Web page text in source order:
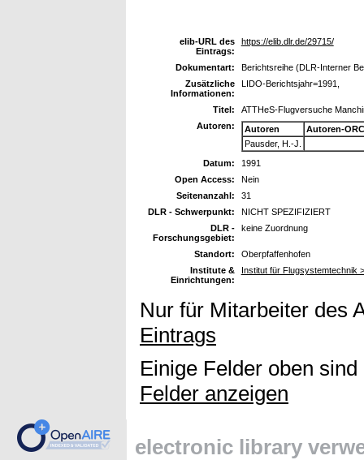
elib-URL des
Eintrags:
https://elib.dlr.de/29715/
Dokumentart:
Berichtsreihe (DLR-Interner
Zusätzliche
Informationen:
LIDO-Berichtsjahr=1991,
Titel:
ATTHeS-Flugversuche
Autoren:
Autoren
Autoren-
Pausder, H.-J.
Datum:
1991
Open Access:
Nein
Seitenanzahl:
31
DLR - Schwerpunkt:
NICHT SPEZIFIZIERT
DLR -
Forschungsgebiet:
keine Zuordnung
Standort:
Oberpfaffenhofen
Institute &
Einrichtungen:
Institut für Flugsystemtechnik
Nur für Mitarbeiter des
Eintrags
Einige Felder oben
Felder anzeigen
electronic library